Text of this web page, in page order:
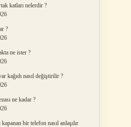
katları nelerdir ?
?
ne ister ?
kağıdı nasıl değiştirilir ?
ne kadar ?
bir telefon nasıl anlaşılır